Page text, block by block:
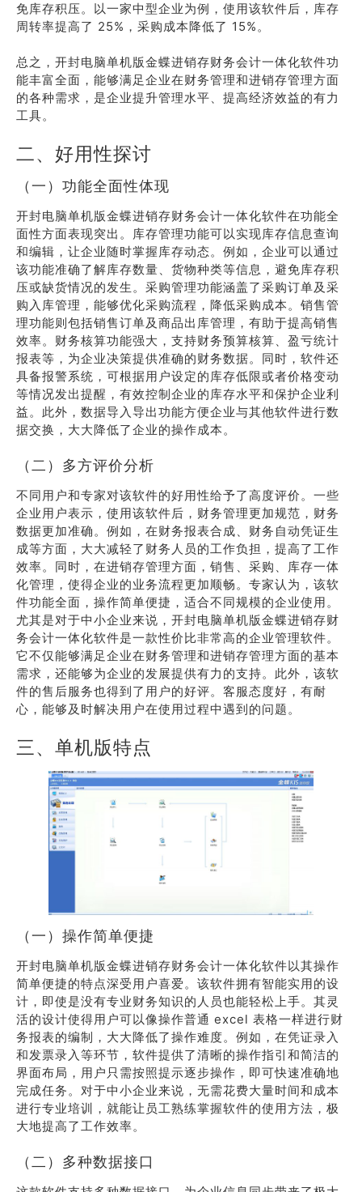
免库存积压。以一家中型企业为例，使用该软件后，库存
周转率提高了 25%，采购成本降低了 15%。
总之，开封电脑单机版金蝶进销存财务会计一体化软件功
能丰富全面，能够满足企业在财务管理和进销存管理方面
的各种需求，是企业提升管理水平、提高经济效益的有力
工具。
二、好用性探讨
（一）功能全面性体现
开封电脑单机版金蝶进销存财务会计一体化软件在功能全
面性方面表现突出。库存管理功能可以实现库存信息查询
和编辑，让企业随时掌握库存动态。例如，企业可以通过
该功能准确了解库存数量、货物种类等信息，避免库存积
压或缺货情况的发生。采购管理功能涵盖了采购订单及采
购入库管理，能够优化采购流程，降低采购成本。销售管
理功能则包括销售订单及商品出库管理，有助于提高销售
效率。财务核算功能强大，支持财务预算核算、盈亏统计
报表等，为企业决策提供准确的财务数据。同时，软件还
具备报警系统，可根据用户设定的库存低限或者价格变动
等情况发出提醒，有效控制企业的库存水平和保护企业利
益。此外，数据导入导出功能方便企业与其他软件进行数
据交换，大大降低了企业的操作成本。
（二）多方评价分析
不同用户和专家对该软件的好用性给予了高度评价。一些
企业用户表示，使用该软件后，财务管理更加规范，财务
数据更加准确。例如，在财务报表合成、财务自动凭证生
成等方面，大大减轻了财务人员的工作负担，提高了工作
效率。同时，在进销存管理方面，销售、采购、库存一体
化管理，使得企业的业务流程更加顺畅。专家认为，该软
件功能全面，操作简单便捷，适合不同规模的企业使用。
尤其是对于中小企业来说，开封电脑单机版金蝶进销存财
务会计一体化软件是一款性价比非常高的企业管理软件。
它不仅能够满足企业在财务管理和进销存管理方面的基本
需求，还能够为企业的发展提供有力的支持。此外，该软
件的售后服务也得到了用户的好评。客服态度好，有耐
心，能够及时解决用户在使用过程中遇到的问题。
三、单机版特点
（一）操作简单便捷
开封电脑单机版金蝶进销存财务会计一体化软件以其操作
简单便捷的特点深受用户喜爱。该软件拥有智能实用的设
计，即使是没有专业财务知识的人员也能轻松上手。其灵
活的设计使得用户可以像操作普通 excel 表格一样进行财
务报表的编制，大大降低了操作难度。例如，在凭证录入
和发票录入等环节，软件提供了清晰的操作指引和简洁的
界面布局，用户只需按照提示逐步操作，即可快速准确地
完成任务。对于中小企业来说，无需花费大量时间和成本
进行专业培训，就能让员工熟练掌握软件的使用方法，极
大地提高了工作效率。
（二）多种数据接口